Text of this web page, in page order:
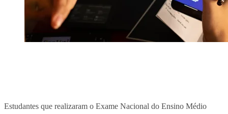
Estudantes que realizaram o Exame Nacional do Ensino Médio